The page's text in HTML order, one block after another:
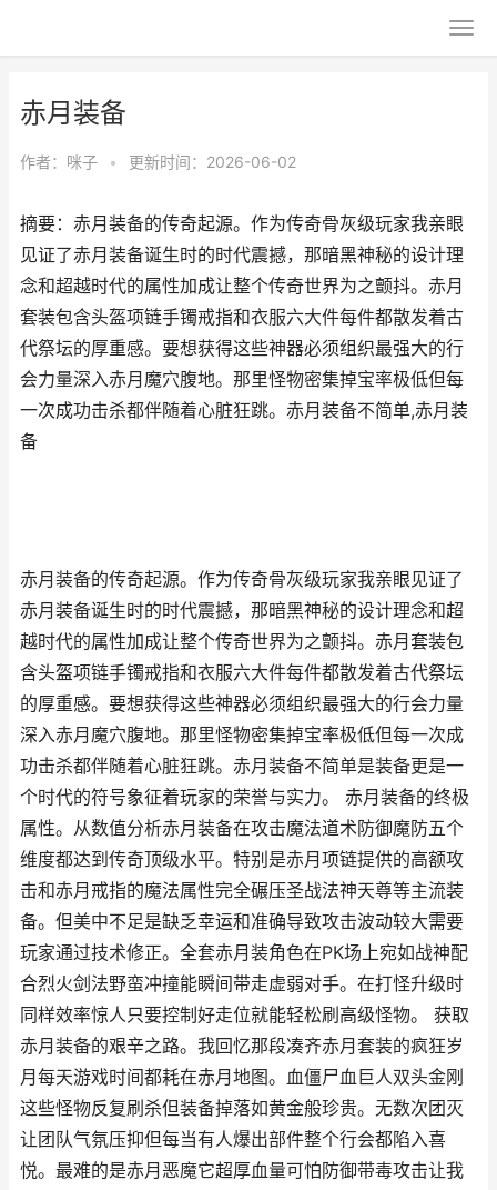
赤月装备
作者： 咪子 • 更新时间：2026-06-02
摘要：赤月装备的传奇起源。作为传奇骨灰级玩家我亲眼
见证了赤月装备诞生时的时代震撼，那暗黑神秘的设计理
念和超越时代的属性加成让整个传奇世界为之颤抖。赤月
套装包含头盔项链手镯戒指和衣服六大件每件都散发着古
代祭坛的厚重感。要想获得这些神器必须组织最强大的行
会力量深入赤月魔穴腹地。那里怪物密集掉宝率极低但每
一次成功击杀都伴随着心脏狂跳。赤月装备不简单,赤月装
备
赤月装备的传奇起源。作为传奇骨灰级玩家我亲眼见证了
赤月装备诞生时的时代震撼，那暗黑神秘的设计理念和超
越时代的属性加成让整个传奇世界为之颤抖。赤月套装包
含头盔项链手镯戒指和衣服六大件每件都散发着古代祭坛
的厚重感。要想获得这些神器必须组织最强大的行会力量
深入赤月魔穴腹地。那里怪物密集掉宝率极低但每一次成
功击杀都伴随着心脏狂跳。赤月装备不简单是装备更是一
个时代的符号象征着玩家的荣誉与实力。 赤月装备的终极
属性。从数值分析赤月装备在攻击魔法道术防御魔防五个
维度都达到传奇顶级水平。特别是赤月项链提供的高额攻
击和赤月戒指的魔法属性完全碾压圣战法神天尊等主流装
备。但美中不足是缺乏幸运和准确导致攻击波动较大需要
玩家通过技术修正。全套赤月装角色在PK场上宛如战神配
合烈火剑法野蛮冲撞能瞬间带走虚弱对手。在打怪升级时
同样效率惊人只要控制好走位就能轻松刷高级怪物。 获取
赤月装备的艰辛之路。我回忆那段凑齐赤月套装的疯狂岁
月每天游戏时间都耗在赤月地图。血僵尸血巨人双头金刚
这些怪物反复刷杀但装备掉落如黄金般珍贵。无数次团灭
让团队气氛压抑但每当有人爆出部件整个行会都陷入喜
悦。最难的是赤月恶魔它超厚血量可怕防御带毒攻击让我